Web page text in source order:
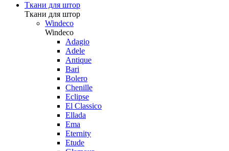
Ткани для штор
Ткани для штор
Windeco
Windeco
Adagio
Adele
Antique
Bari
Bolero
Chenille
Eclipse
El Classico
Ellada
Ema
Eternity
Etude